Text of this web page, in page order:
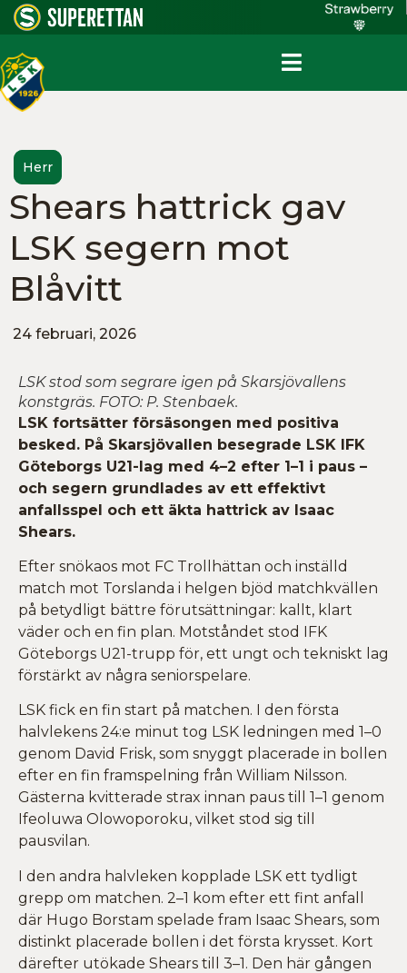
Herr
Shears hattrick gav
LSK segern mot
Blåvitt
24 februari, 2026
LSK stod som segrare igen på Skarsjövallens
konstgräs. FOTO: P. Stenbaek.
LSK fortsätter försäsongen med positiva
besked. På Skarsjövallen besegrade LSK IFK
Göteborgs U21-lag med 4–2 efter 1–1 i paus –
och segern grundlades av ett effektivt
anfallsspel och ett äkta hattrick av Isaac
Shears.
Efter snökaos mot FC Trollhättan och inställd
match mot Torslanda i helgen bjöd matchkvällen
på betydligt bättre förutsättningar: kallt, klart
väder och en fin plan. Motståndet stod IFK
Göteborgs U21-trupp för, ett ungt och tekniskt lag
förstärkt av några seniorspelare.
LSK fick en fin start på matchen. I den första
halvlekens 24:e minut tog LSK ledningen med 1–0
genom David Frisk, som snyggt placerade in bollen
efter en fin framspelning från William Nilsson.
Gästerna kvitterade strax innan paus till 1–1 genom
Ifeoluwa Olowoporoku, vilket stod sig till
pausvilan.
I den andra halvleken kopplade LSK ett tydligt
grepp om matchen. 2–1 kom efter ett fint anfall
där Hugo Borstam spelade fram Isaac Shears, som
distinkt placerade bollen i det första krysset. Kort
därefter utökade Shears till 3–1. Den här gången